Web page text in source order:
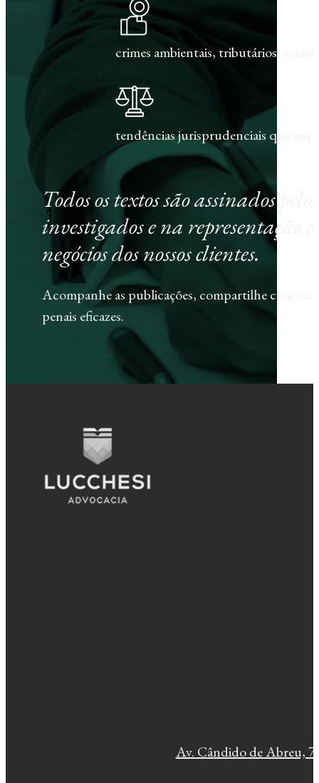
crimes ambientais, tributários,
tendências jurisprudenciais que
Todos os textos são assinados
investigados e na representação
negócios dos nossos clientes.
Acompanhe as publicações, compartilhe com
penais eficazes.
Av. Cândido de Abreu,